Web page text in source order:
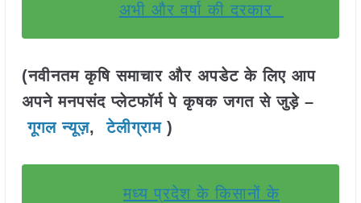
अभी और वर्षा की दरकार
(नवीनतम कृषि समाचार और अपडेट के लिए आप
अपने मनपसंद प्लेटफॉर्म पे कृषक जगत से जुड़े –
गूगल न्यूज़,टेलीग्राम )
मध्य प्रदेश के किसानों के